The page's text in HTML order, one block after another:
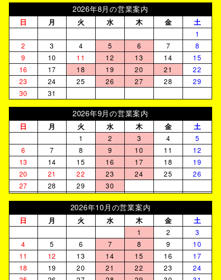
2026年8月の営業案内
日 月 火 水 木 金
土
1
2
3 4 5 6 7
8
9
10 11 12 13 14
15
16
17 18 19 20 21
22
23
24 25 26 27 28
29
30
31
2026年9月の営業案内
日 月 火 水 木 金
土
1
2 3 4
5
6
7 8 9 10 11
12
13
14 15 16 17 18
19
20
21 22 23 24 25
26
27
28 29 30
2026年10月の営業案内
日 月 火 水 木 金
土
1
2
3
4
5 6 7 8 9
10
11
12 13 14 15 16
17
18
19 20 21 22 23
24